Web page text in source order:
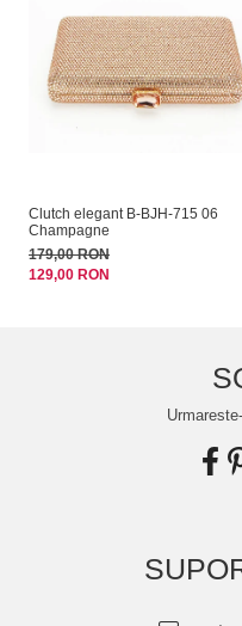
Clutch elegant B-BJH-715 06
Champagne
179,00 RON
129,00 RON